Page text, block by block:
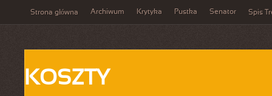
Strona główna Archiwum Krytyka Pustka Senator Spis
KOSZTY